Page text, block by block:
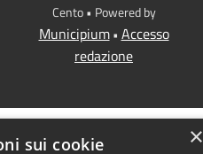
Cento • Powered by
Municipium• Accesso
redazione
×
sui cookie